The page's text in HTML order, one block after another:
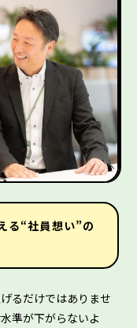
る“社員想い”の
るだけではありませ
準が下がらないよ